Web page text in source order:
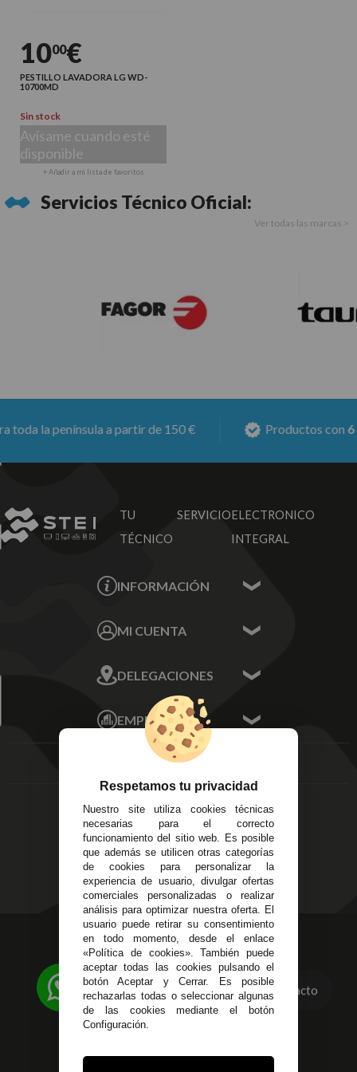
1000€
PESTILLO LAVADORA LG WD-
10700MD
Sin stock
Avísame cuando esté
disponible
+ Añadir a mi lista de favoritos
Servicios Técnico Oficial:
Ver todas las marcas >
la península a partir de 150 € Productos con6
TU SERVICIO
TÉCNICO
ELECTRONICO
INTEGRAL
INFORMACIÓN
Sobre nosotros
MI CUENTA
Mis Direcciones
Mis Pedidos
Mis favoritos
FAQ's
DELEGACIONES
Écija - Sevilla
Av. Plaza de Toros.
Local 3
Córdoba
14
Alzira - Valencia
C/ Esplugues, 135
EMPRESA
Aviso Legal
Devoluciones
Política de Privacidad
Pago Seguro
Terminos y
Condiciones Generales
Políticas de Cookies
623 23 31 98
Atendemos Whatsapp
955 44 45 43/955 44 45 44
info@steielectronica.com
Avenida Plaza de Toros,
Contacto
Respetamos tu privacidad
Nuestro site utiliza cookies técnicas
necesarias para el correcto
funcionamiento del sitio web. Es posible
que además se utilicen otras categorías
de cookies para personalizar la
experiencia de usuario, divulgar ofertas
comerciales personalizadas o realizar
análisis para optimizar nuestra oferta. El
usuario puede retirar su consentimiento
en todo momento, desde el enlace
«Política de cookies». También puede
aceptar todas las cookies pulsando el
botón Aceptar y Cerrar. Es posible
rechazarlas todas o seleccionar algunas
de las cookies mediante el botón
Configuración.